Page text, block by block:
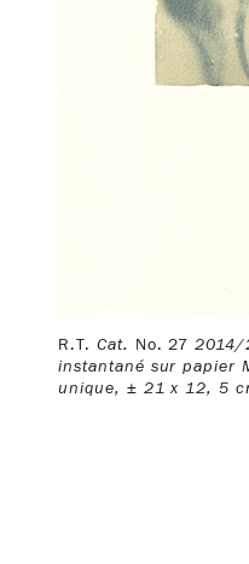
R.T. Cat. No. 272014/
instantané sur papier
unique, ± 21 x 12, 5